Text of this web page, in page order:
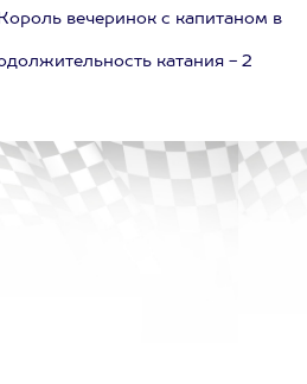
вечеринок с капитаном в
катания - 2